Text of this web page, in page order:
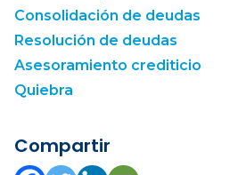
Consolidación de deudas
Resolución de deudas
Asesoramiento crediticio
Quiebra
Compartir